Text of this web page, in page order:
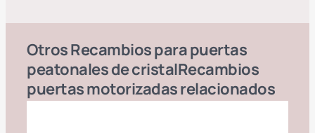
OtrosRecambios para puertas
peatonales de cristalRecambios
puertas motorizadasrelacionados